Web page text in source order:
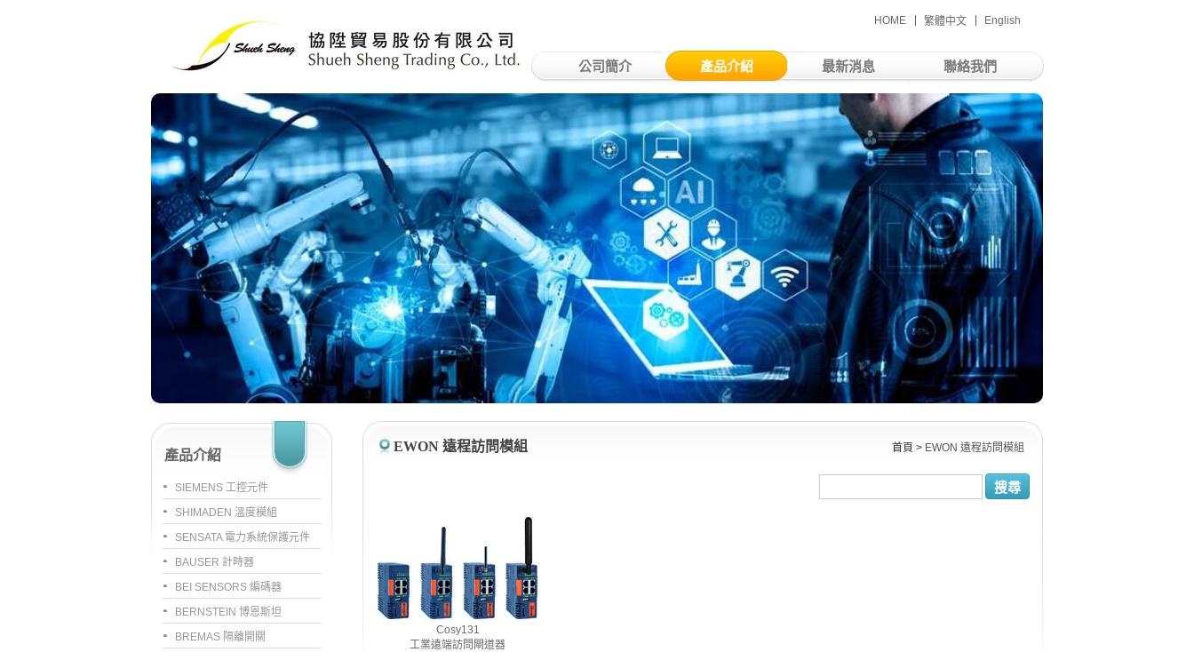
HOME 繁體中文 English
公司簡介 產品介紹 最新消息 聯絡我們
產品介紹
SIEMENS 工控元件
SHIMADEN 溫度模組
SENSATA 電力系統保護元件
BAUSER 計時器
BEI SENSORS 編碼器
BERNSTEIN 博恩斯坦
BREMAS 隔離開關
EWON 遠程訪問模組 首頁 > EWON 遠程訪問模組
搜尋
Cosy131
工業遠端訪問閘道器